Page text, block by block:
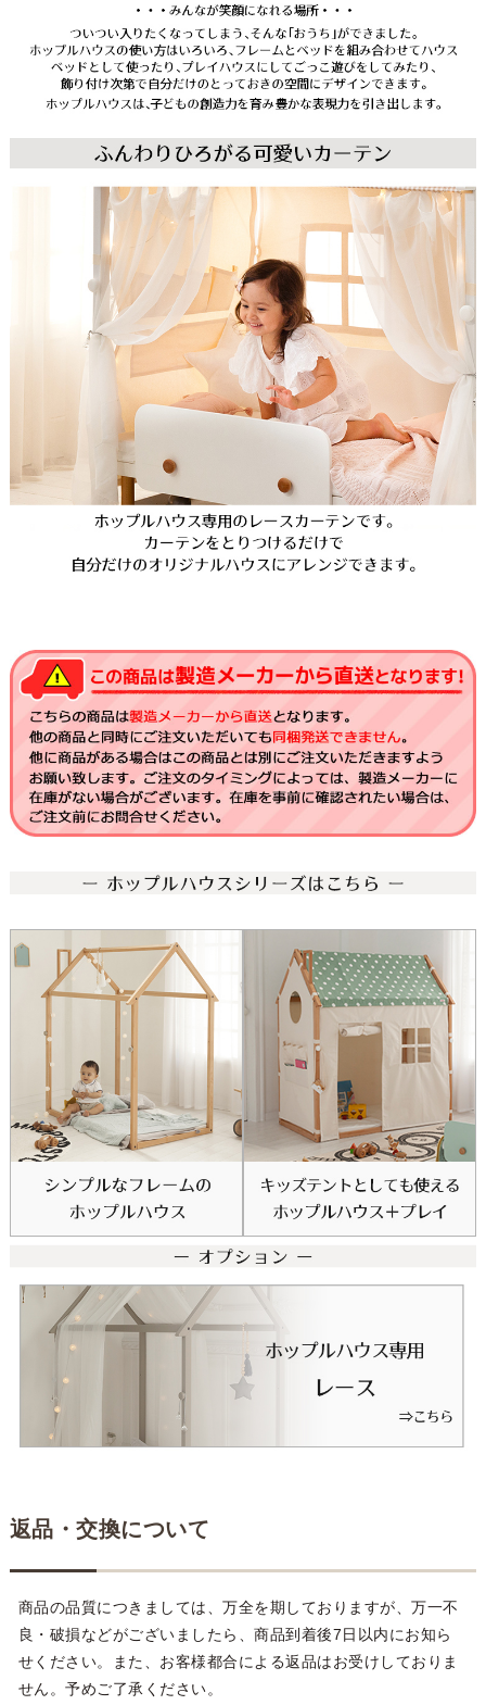
返品・交換について
商品の品質につきましては、万全を期しておりますが、万一不
良・破損などがございましたら、商品到着後7日以内にお知ら
せください。また、お客様都合による返品はお受けしておりま
せん。予めご了承ください。